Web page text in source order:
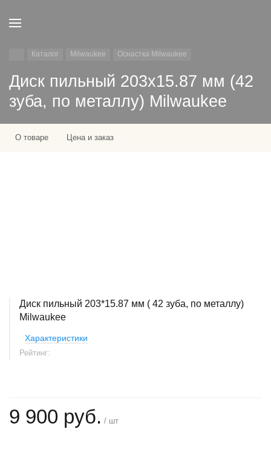
Каталог Milwaukee Оснастка Milwaukee
Диск пильный 203х15.87 мм (42
зуба, по металлу) Milwaukee
О товаре Цена и заказ
Диск пильный 203*15.87 мм ( 42 зуба, по металлу)
Milwaukee
Характеристики
Рейтинг:
9 900 руб. / шт